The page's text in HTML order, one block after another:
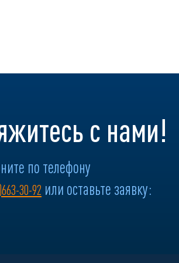
с нами!
по телефону
30-92 или оставьте заявку: